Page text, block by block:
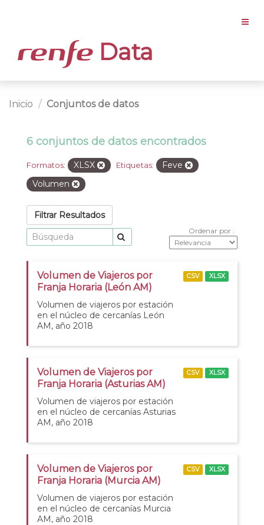
Data
Inicio Conjuntos de datos
6 conjuntos de datos encontrados
Formatos: XLSX Etiquetas:
Feve
Volumen
Filtrar Resultados
Ordenar por
Volumen de Viajeros por
Franja Horaria (León AM)
Volumen de viajeros por estación
en el núcleo de cercanías León
AM, año 2018
CSV XLSX
Volumen de Viajeros por
Franja Horaria (Asturias AM)
Volumen de viajeros por estación
en el núcleo de cercanías Asturias
AM, año 2018
CSV XLSX
Volumen de Viajeros por
Franja Horaria (Murcia AM)
Volumen de viajeros por estación
en el núcleo de cercanías Murcia
AM, año 2018
CSV XLSX